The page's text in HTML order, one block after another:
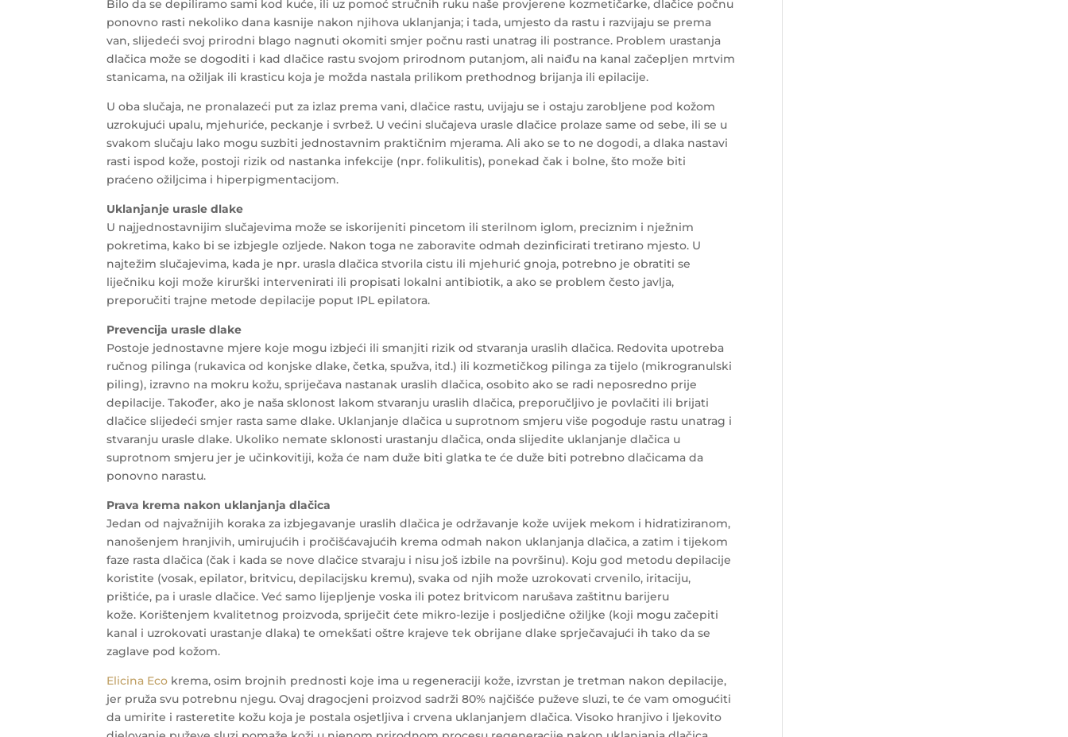
Bilo da se depiliramo sami kod kuće, ili uz pomoć stručnih ruku naše provjerene kozmetičarke, dlačice počnu
ponovno rasti nekoliko dana kasnije nakon njihova uklanjanja; i tada, umjesto da rastu i razvijaju se prema
van, slijedeći svoj prirodni blago nagnuti okomiti smjer počnu rasti unatrag ili postrance. Problem urastanja
dlačica može se dogoditi i kad dlačice rastu svojom prirodnom putanjom, ali naiđu na kanal začepljen mrtvim
stanicama, na ožiljak ili krasticu koja je možda nastala prilikom prethodnog brijanja ili epilacije.
U oba slučaja, ne pronalazeći put za izlaz prema vani, dlačice rastu, uvijaju se i ostaju zarobljene pod kožom
uzrokujući upalu, mjehuriće, peckanje i svrbež. U većini slučajeva urasle dlačice prolaze same od sebe, ili se u
svakom slučaju lako mogu suzbiti jednostavnim praktičnim mjerama. Ali ako se to ne dogodi, a dlaka nastavi
rasti ispod kože, postoji rizik od nastanka infekcije (npr. folikulitis), ponekad čak i bolne, što može biti
praćeno ožiljcima i hiperpigmentacijom.
Uklanjanje urasle dlake
U najjednostavnijim slučajevima može se iskorijeniti pincetom ili sterilnom iglom, preciznim i nježnim
pokretima, kako bi se izbjegle ozljede. Nakon toga ne zaboravite odmah dezinficirati tretirano mjesto. U
najtežim slučajevima, kada je npr. urasla dlačica stvorila cistu ili mjehurić gnoja, potrebno je obratiti se
liječniku koji može kirurški intervenirati ili propisati lokalni antibiotik, a ako se problem često javlja,
preporučiti trajne metode depilacije poput IPL epilatora.
Prevencija urasle dlake
Postoje jednostavne mjere koje mogu izbjeći ili smanjiti rizik od stvaranja uraslih dlačica. Redovita upotreba
ručnog pilinga (rukavica od konjske dlake, četka, spužva, itd.) ili kozmetičkog pilinga za tijelo (mikrogranulski
piling), izravno na mokru kožu, spriječava nastanak uraslih dlačica, osobito ako se radi neposredno prije
depilacije. Također, ako je naša sklonost lakom stvaranju uraslih dlačica, preporučljivo je povlačiti ili brijati
dlačice slijedeći smjer rasta same dlake. Uklanjanje dlačica u suprotnom smjeru više pogoduje rastu unatrag i
stvaranju urasle dlake. Ukoliko nemate sklonosti urastanju dlačica, onda slijedite uklanjanje dlačica u
suprotnom smjeru jer je učinkovitiji, koža će nam duže biti glatka te će duže biti potrebno dlačicama da
ponovno narastu.
Prava krema nakon uklanjanja dlačica
Jedan od najvažnijih koraka za izbjegavanje uraslih dlačica je održavanje kože uvijek mekom i hidratiziranom,
nanošenjem hranjivih, umirujućih i pročišćavajućih krema odmah nakon uklanjanja dlačica, a zatim i tijekom
faze rasta dlačica (čak i kada se nove dlačice stvaraju i nisu još izbile na površinu). Koju god metodu depilacije
koristite (vosak, epilator, britvicu, depilacijsku kremu), svaka od njih može uzrokovati crvenilo, iritaciju,
prištiće, pa i urasle dlačice. Već samo lijepljenje voska ili potez britvicom narušava zaštitnu barijeru
kože. Korištenjem kvalitetnog proizvoda, spriječit ćete mikro-lezije i posljedične ožiljke (koji mogu začepiti
kanal i uzrokovati urastanje dlaka) te omekšati oštre krajeve tek obrijane dlake sprječavajući ih tako da se
zaglave pod kožom.
Elicina Eco krema, osim brojnih prednosti koje ima u regeneraciji kože, izvrstan je tretman nakon depilacije,
jer pruža svu potrebnu njegu. Ovaj dragocjeni proizvod sadrži 80% najčišće puževe sluzi, te će vam omogućiti
da umirite i rasteretite kožu koja je postala osjetljiva i crvena uklanjanjem dlačica. Visoko hranjivo i ljekovito